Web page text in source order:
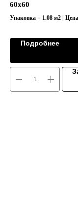
60х60
Упаковка = 1.08 м2 |
Подробнее